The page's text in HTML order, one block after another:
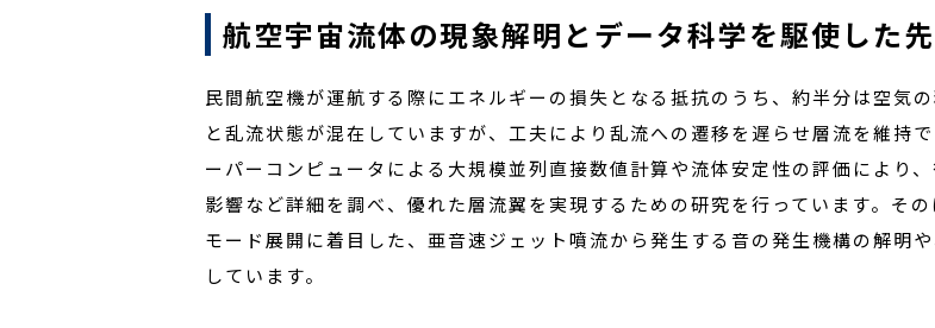
航空宇宙流体の現象解明とデータ科学を駆使した
民間航空機が運航する際にエネルギーの損失となる抵抗のうち、約半分は空気
と乱流状態が混在していますが、工夫により乱流への遷移を遅らせ層流を維持
ーパーコンピュータによる大規模並列直接数値計算や流体安定性の評価により
影響など詳細を調べ、優れた層流翼を実現するための研究を行っています。そ
モード展開に着目した、亜音速ジェット噴流から発生する音の発生機構の解明
しています。